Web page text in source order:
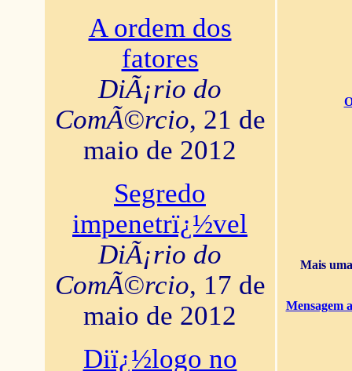
A ordem dos
fatores
DiÃ¡rio do
ComÃ©rcio, 21 de
maio de 2012
Segredo
impenetrï¿½vel
DiÃ¡rio do
ComÃ©rcio, 17 de
maio de 2012
Diï¿½logo no
Mais
Mensagem